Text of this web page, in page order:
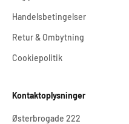
Handelsbetingelser
Retur & Ombytning
Cookiepolitik
Kontaktoplysninger
Østerbrogade 222